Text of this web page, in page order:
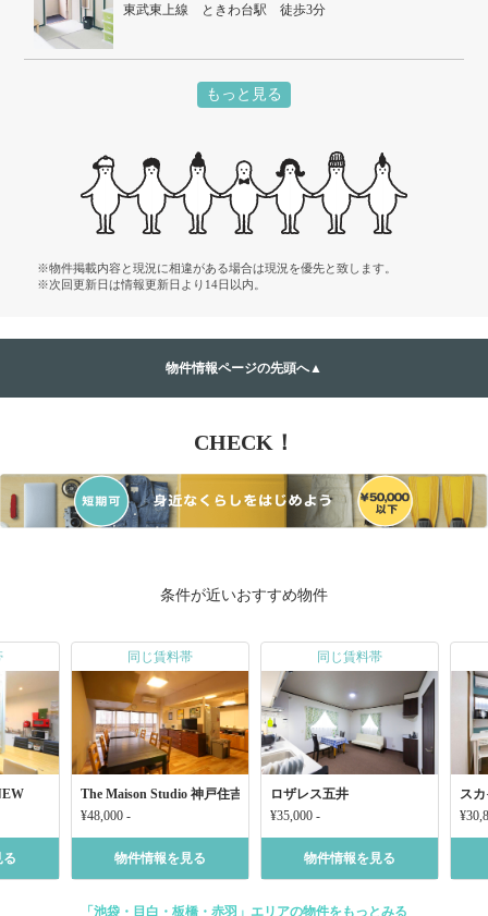
東武東上線 ときわ台駅 徒歩3分
もっと見る
※物件掲載内容と現況に相違がある場合は現況を優先と致します。
※次回更新日は情報更新日より14日以内。
物件情報ページの先頭へ▲
CHECK！
条件が近いおすすめ物件
る
同じ賃料帯
The Maison Studio 神戸住吉
¥48,000 -
物件情報を見る
同じ賃料帯
ロザレス五井
¥35,000 -
物件情報を見る
ス
「池袋・目白・板橋・赤羽」エリアの物件をもっとみる